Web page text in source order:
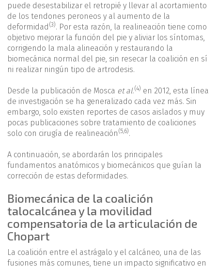
puede desestabilizar el retropié y llevar al acortamiento
de los tendones peroneos y al aumento de la
deformidad (3). Por esta razón, la realineación tiene como
objetivo mejorar la función del pie y aliviar los síntomas,
corrigiendo la mala alineación y restaurando la
biomecánica normal del pie, sin resecar la coalición en sí
ni realizar ningún tipo de artrodesis.
Desde la publicación de Mosca et al.(4) en 2012, esta línea
de investigación se ha generalizado cada vez más. Sin
embargo, solo existen reportes de casos aislados y muy
pocas publicaciones sobre tratamiento de coaliciones
solo con cirugía de realineación (5,6).
A continuación, se abordarán los principales
fundamentos anatómicos y biomecánicos que guían la
corrección de estas deformidades.
Biomecánica de la coalición
talocalcánea y la movilidad
compensatoria de la articulación de
Chopart
La coalición entre el astrágalo y el calcáneo, una de las
fusiones más comunes, tiene un impacto significativo en